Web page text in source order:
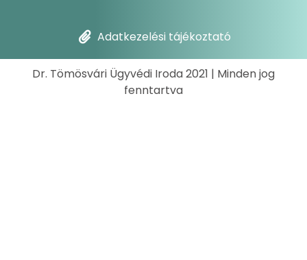
Adatkezelési tájékoztató
Dr. Tömösvári Ügyvédi Iroda 2021 | Minden jog
fenntartva